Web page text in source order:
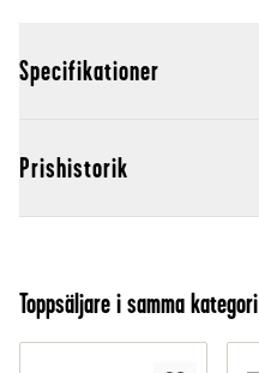
Specifikationer
Prishistorik
Toppsäljare i samma kategori